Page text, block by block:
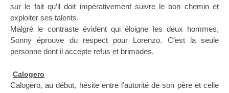
sur le fait qu’il doit impérativement suivre le bon chemin et
exploiter ses talents.
Malgré le contraste évident qui éloigne les deux hommes,
Sonny éprouve du respect pour Lorenzo. C’est la seule
personne dont il accepte refus et brimades.
Calogero
Calogero, au début, hésite entre l’autorité de son père et celle